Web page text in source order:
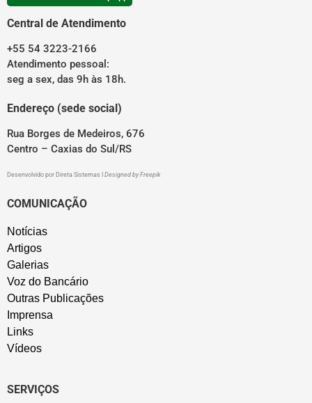
Central de Atendimento
+55 54 3223-2166
Atendimento pessoal:
seg a sex, das 9h às 18h.
Endereço (sede social)
Rua Borges de Medeiros, 676
Centro – Caxias do Sul/RS
Desenvolvido por Direta Sistemas Designed by Freepik
COMUNICAÇÃO
Notícias
Artigos
Galerias
Voz do Bancário
Outras Publicações
Imprensa
Links
Vídeos
SERVIÇOS